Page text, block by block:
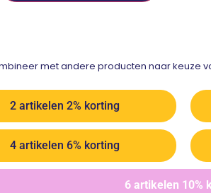
met andere producten naar keuze
2 artikelen 2% korting
4 artikelen 6% korting
6 artikelen 10%